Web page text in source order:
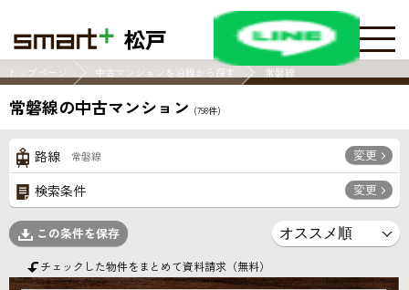
松戸
トップページ 中古マンションを沿線から探す 常磐線
常磐線の中古マンション (798件)
路線 常磐線 変更
検索条件 変更
この条件を保存
チェックした物件をまとめて資料請求（無料）